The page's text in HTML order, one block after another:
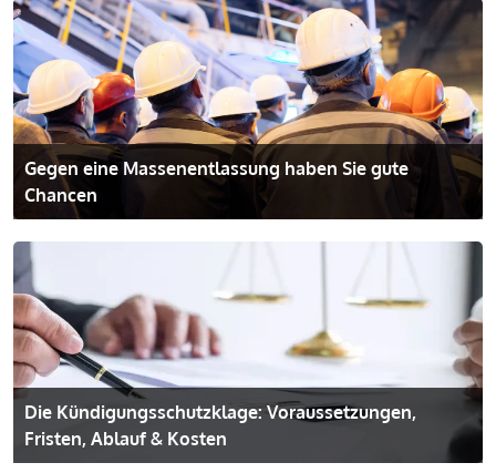
Gegen eine Massenentlassung haben Sie gute
Chancen
Die Kündigungs­schutzklage: Voraussetzungen,
Fristen, Ablauf & Kosten